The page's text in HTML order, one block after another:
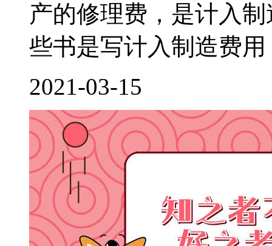
产的修理费，是计入
些书是写计入制造费
2021-03-15